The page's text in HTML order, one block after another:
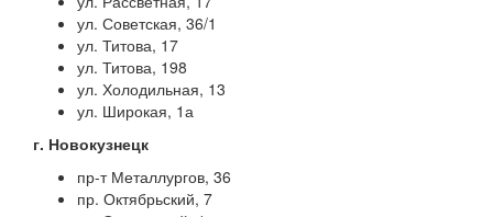
ул. Советская, 36/1
ул. Титова, 17
ул. Титова, 198
ул. Холодильная, 13
ул. Широкая, 1а
г. Новокузнецк
пр-т Металлургов, 36
пр. Октябрьский, 7